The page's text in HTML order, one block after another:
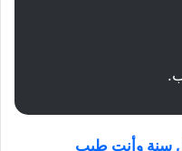
سنة وأنت طيب